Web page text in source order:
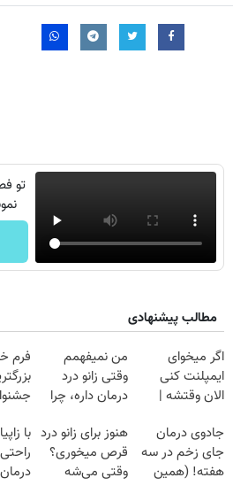
تو
مطالب پیشنهادی
اگر میخوای
ایمپلنت کنی
الان وقتشه |
میلیون تومان!!!
من نمیفهمم
وقتی زانو درد
درمان داره، چرا
تحمل میکنی؟❗
فرم
فقط ۲۵ میلیون
جادوی درمان
جای زخم در سه
هفته! (همین
هنوز برای زانو درد
قرص میخوری؟
وقتی می‌شه
با
راحتی